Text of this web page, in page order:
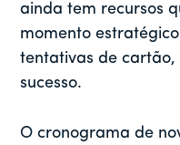
ainda tem recursos
momento
tentativas de
sucesso.
O cronograma de